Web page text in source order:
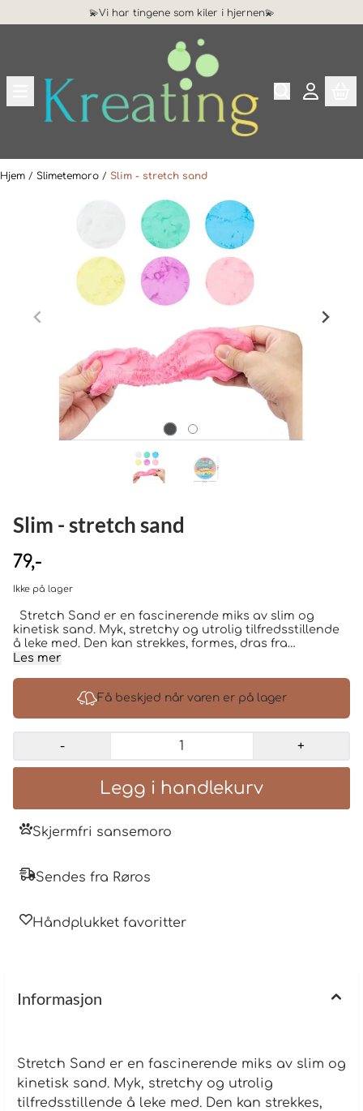
Hopp til innhold💫Vi har tingene som kiler i hjernen💫
Hjem / Slimetemoro / Slim - stretch sand
Slim - stretch sand
79,-
Ikke på lager
kinetisk sand. Myk, stretchy og utrolig tilfredsstillende
å leke med. Den kan strekkes, formes, dras fra
hverandre og knas igjen og igjen, uten at leken blir
spennende for barn som elsker sansestimulerende lek
og kreative materialer de kan utforske med hendene.
Vi liker sand slim fordi den er: -Myk, stretchy og
Perfekt å kna, strekke og forme -Sansestimulerende og
vender tilbake til Anbefalt alder 3+ kommer i assorterte
farger Boksstrl 9 x 3,5 cm.
Les mer
Få beskjed når varen er på lager
- +
Skjermfri sansemoro
Sendes fra Røros
Håndplukket favoritter
Informasjon
Stretch Sand er en fascinerende miks av slim og
kinetisk sand. Myk, stretchy og utrolig
tilfredsstillende å leke med. Den kan strekkes,